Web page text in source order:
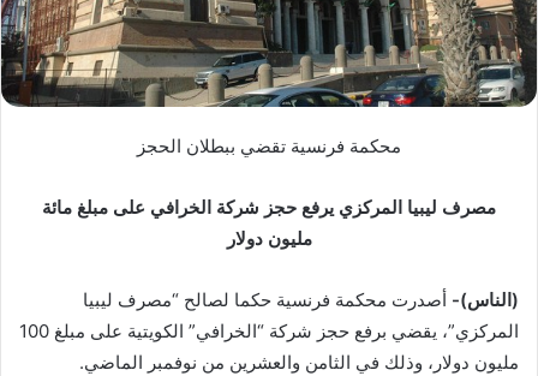
ل
ت
ر
ن
محكمة فرنسية تقضي ببطلان الحجز
مصرف ليبيا المركزي يرفع حجز شركة الخرافي على مبلغ مائة
مليون دولار
(الناس)- أصدرت محكمة فرنسية حكما لصالح “مصرف ليبيا
المركزي”، يقضي برفع حجز شركة “الخرافي” الكويتية على مبلغ 100
مليون دولار، وذلك في الثامن والعشرين من نوفمبر الماضي.